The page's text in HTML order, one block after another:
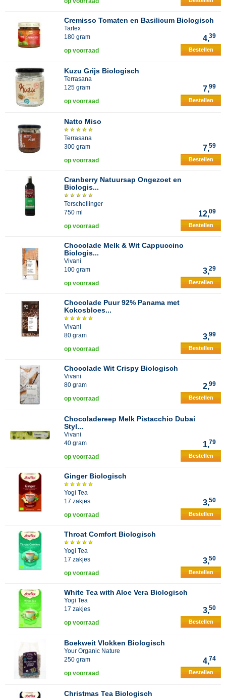
Cremisso Tomaten en Basilicum Biologisch
Tartex
180 gram
4,39
op voorraad Bestellen
Kuzu Grijs Biologisch
Terrasana
125 gram
7,99
op voorraad Bestellen
Natto Miso
Terrasana
300 gram
7,59
op voorraad Bestellen
Cranberry Natuursap Ongezoet en
Biologis...
Terschellinger
750 ml
12,09
op voorraad Bestellen
Chocolade Melk & Wit Cappuccino
Biologis...
Vivani
100 gram
3,29
op voorraad Bestellen
Chocolade Puur 92% Panama met
Kokosbloes...
Vivani
80 gram
3,99
op voorraad Bestellen
Chocolade Wit Crispy Biologisch
Vivani
80 gram
2,99
op voorraad Bestellen
Chocoladereep Melk Pistacchio Dubai
Styl...
Vivani
40 gram
1,79
op voorraad Bestellen
Ginger Biologisch
Yogi Tea
17 zakjes
3,50
op voorraad Bestellen
Throat Comfort Biologisch
Yogi Tea
17 zakjes
3,50
op voorraad Bestellen
White Tea with Aloe Vera Biologisch
Yogi Tea
17 zakjes
3,50
op voorraad Bestellen
Boekweit Vlokken Biologisch
Your Organic Nature
250 gram
4,74
op voorraad Bestellen
Christmas Tea Biologisch